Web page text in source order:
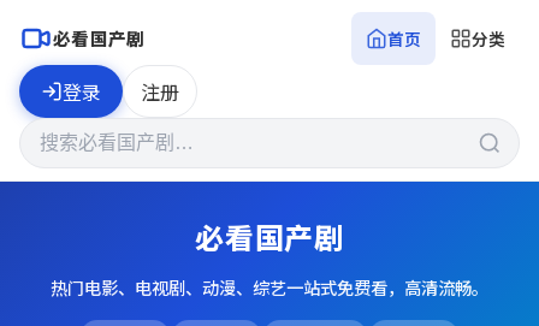
必看国产剧 首页 分类
登录 注册
必看国产剧
热门电影、电视剧、动漫、综艺一站式免费看，高清流畅。